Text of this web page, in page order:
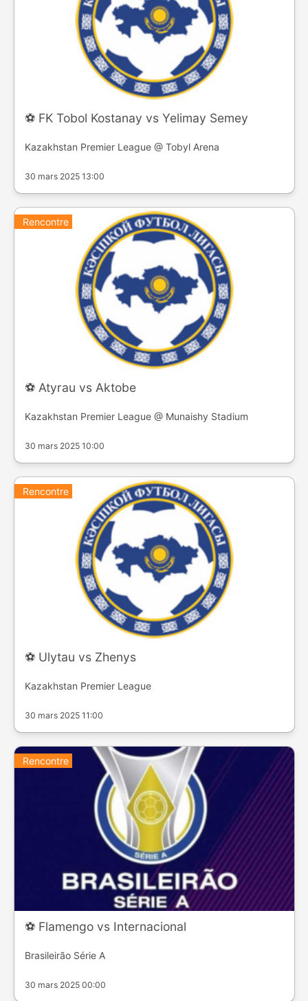
⚽️ FK Tobol Kostanay vs Yelimay Semey
Kazakhstan Premier League @ Tobyl Arena
30 mars 2025 13:00
Rencontre
⚽️ Atyrau vs Aktobe
Kazakhstan Premier League @ Munaishy Stadium
30 mars 2025 10:00
Rencontre
⚽️ Ulytau vs Zhenys
Kazakhstan Premier League
30 mars 2025 11:00
Rencontre
⚽️ Flamengo vs Internacional
Brasileirão Série A
30 mars 2025 00:00